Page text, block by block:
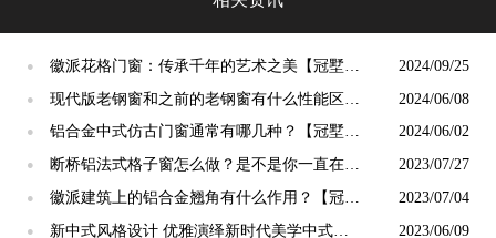
●
徽派花格门窗：传承千年的艺术之美【冠墅阳
光】
2024/09/25
●
现代版老钢窗和之前的老钢窗有什么性能区别
【冠墅阳光】
2024/06/08
●
铝合金中式仿古门窗通常有哪几种？【冠墅阳
光】
2024/06/02
●
断桥铝法式格子窗怎么做？是不是你一直在找
的老钢窗「冠墅阳光」
2023/07/27
●
徽派建筑上的铝合金翘角有什么作用？【冠墅
阳光】
2023/07/04
●
新中式风格设计 优雅演绎新时代美学中式门
2023/06/09